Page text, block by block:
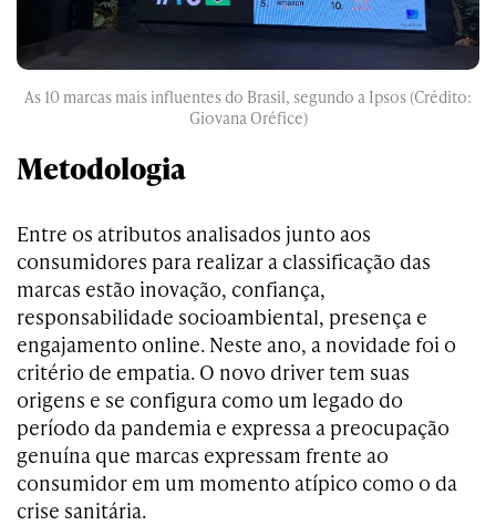
As 10 marcas mais influentes do Brasil, segundo a Ipsos (Crédito:
Giovana Oréfice)
Metodologia
Entre os atributos analisados junto aos
consumidores para realizar a classificação das
marcas estão inovação, confiança,
responsabilidade socioambiental, presença e
engajamento online. Neste ano, a novidade foi o
critério de empatia. O novo driver tem suas
origens e se configura como um legado do
período da pandemia e expressa a preocupação
genuína que marcas expressam frente ao
consumidor em um momento atípico como o da
crise sanitária.